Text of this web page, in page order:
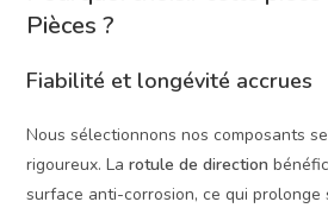
Pièces ?
Fiabilité et longévité accrues
Nous sélectionnons nos composants
rigoureux. Larotule de direction
surface anti-corrosion, ce qui prolonge